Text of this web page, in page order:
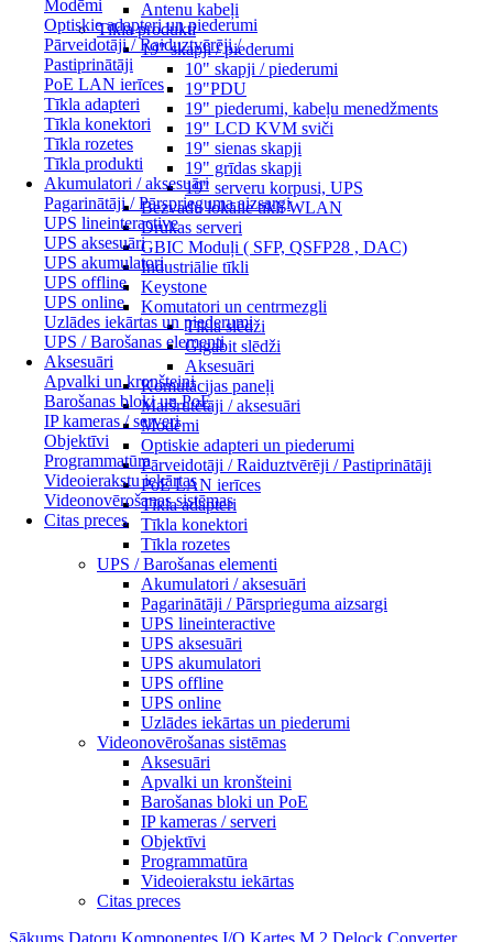
Modēmi
Optiskie adapteri un piederumi
Pārveidotāji / Raiduztvērēji /
Pastiprinātāji
PoE LAN ierīces
Tīkla adapteri
Tīkla konektori
Tīkla rozetes
Tīkla produkti
Akumulatori / aksesuāri
Pagarinātāji / Pārsprieguma aizsargi
UPS lineinteractive
UPS aksesuāri
UPS akumulatori
UPS offline
UPS online
Uzlādes iekārtas un piederumi
UPS / Barošanas elementi
Aksesuāri
Apvalki un kronšteini
Barošanas bloki un PoE
IP kameras / serveri
Objektīvi
Programmatūra
Videoierakstu iekārtas
Videonovērošanas sistēmas
Citas preces
Antenu kabeļi
Tīkla produkti
19" skapji / piederumi
10" skapji / piederumi
19"PDU
19" piederumi, kabeļu menedžments
19" LCD KVM sviči
19" sienas skapji
19" grīdas skapji
19" serveru korpusi, UPS
Bezvadu lokālie tīkli WLAN
Drukas serveri
GBIC Moduļi ( SFP, QSFP28 , DAC)
Industriālie tīkli
Keystone
Komutatori un centrmezgli
Tīkla slēdži
Gigabit slēdži
Aksesuāri
Komutācijas paneļi
Maršrutētāji / aksesuāri
Modēmi
Optiskie adapteri un piederumi
Pārveidotāji / Raiduztvērēji / Pastiprinātāji
PoE LAN ierīces
Tīkla adapteri
Tīkla konektori
Tīkla rozetes
UPS / Barošanas elementi
Akumulatori / aksesuāri
Pagarinātāji / Pārsprieguma aizsargi
UPS lineinteractive
UPS aksesuāri
UPS akumulatori
UPS offline
UPS online
Uzlādes iekārtas un piederumi
Videonovērošanas sistēmas
Aksesuāri
Apvalki un kronšteini
Barošanas bloki un PoE
IP kameras / serveri
Objektīvi
Programmatūra
Videoierakstu iekārtas
Citas preces
Sākums Datoru Komponentes I/O Kartes M.2 Delock Converter